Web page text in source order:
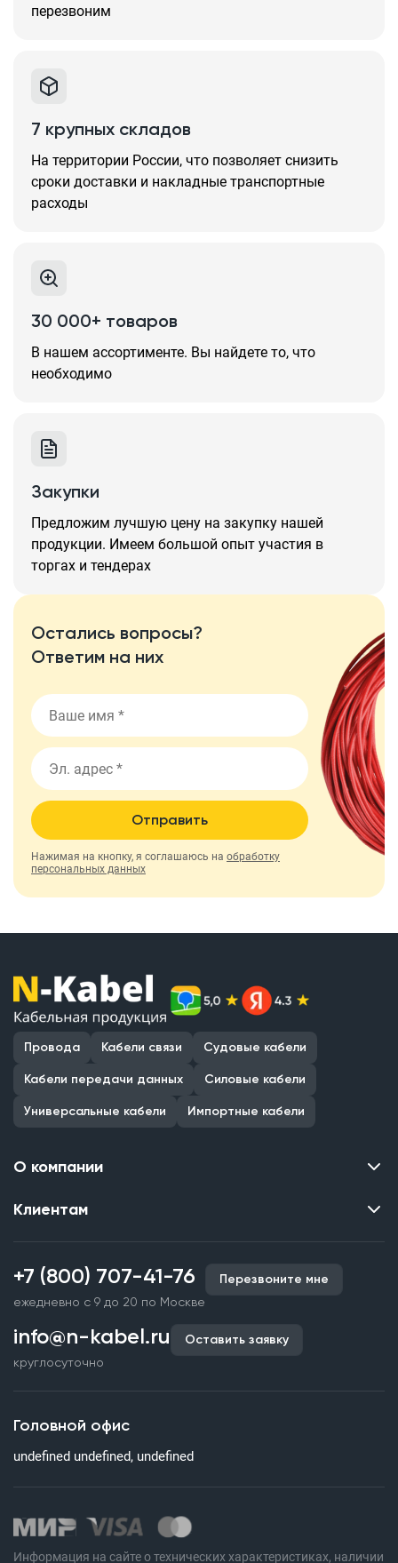
перезвоним
7 крупных складов
На территории России, что позволяет снизить
сроки доставки и накладные транспортные
расходы
30 000+ товаров
В нашем ассортименте. Вы найдете то, что
необходимо
Закупки
Предложим лучшую цену на закупку нашей
продукции. Имеем большой опыт участия в
торгах и тендерах
Остались вопросы?
Ответим на них
Отправить
Нажимая на кнопку, я соглашаюсь на обработку
персональных данных
Провода Кабели связи Судовые кабели
Кабели передачи данных Силовые кабели
Универсальные кабели Импортные кабели
О компании
Контакты
Наши объекты
Партнерство
Документы и реквизиты
Клиентам
Производство кабельной продукции
Срочное изготовление
Оплата и доставка
Гарантия качества
Статьи
Вопросы и ответы
+7 (800) 707-41-76
ежедневно с 9 до 20 по Москве
Перезвоните мне
info@n-kabel.ru
круглосуточно
Оставить заявку
Головной офис
undefined undefined, undefined
Информация на сайте о технических характеристиках, наличии